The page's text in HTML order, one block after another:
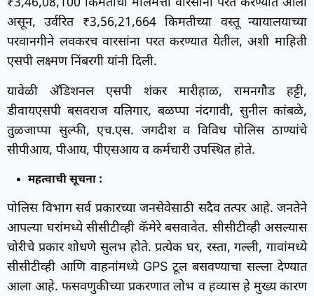
असून, उर्वरित ₹3,56,21,664 किमतीच्या वस्तू न्यायालयाच्या
परवानगीने लवकरच वारसांना परत करण्यात येतील, अशी माहिती
एसपी लक्ष्मण निंबरगी यांनी दिली.
यावेळी अ‍ॅडिशनल एसपी शंकर मारीहाळ, रामनगौड हट्टी,
डीवायएसपी बसवराज यलिगार, बळप्पा नंदगावी, सुनील कांबळे,
तुळजाप्पा सुल्फी, एच.एस. जगदीश व विविध पोलिस ठाण्यांचे
सीपीआय, पीआय, पीएसआय व कर्मचारी उपस्थित होते.
महत्वाची सूचना :
पोलिस विभाग सर्व प्रकारच्या जनसेवेसाठी सदैव तत्पर आहे. जनतेने
आपल्या घरांमध्ये सीसीटीव्ही कॅमेरे बसवावेत. सीसीटीव्ही असल्यास
चोरीचे प्रकार शोधणे सुलभ होते. प्रत्येक घर, रस्ता, गल्ली, गावांमध्ये
सीसीटीव्ही आणि वाहनांमध्ये GPS टूल बसवण्याचा सल्ला देण्यात
आला आहे. फसवणुकीच्या प्रकरणात लोभ व हव्यास हे मुख्य कारण